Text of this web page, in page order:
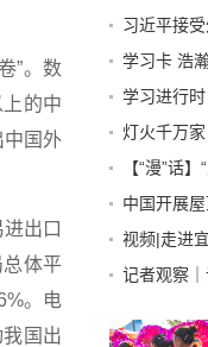
”。数
的中
中国外
出口
体平
。电
国出
习近平接
学习卡 浩
学习进行
全面深化改
灯火千万
【“漫”话
一口号”你了
中国开展
视频|走进
记者观察